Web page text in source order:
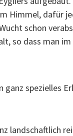
Himmel, dafür
schon
so dass man
ganz spezielles
landschaftlich